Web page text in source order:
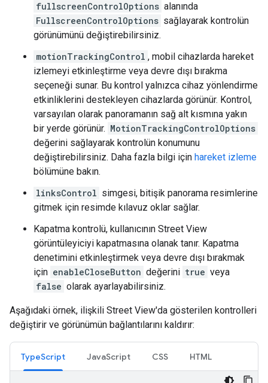
fullscreenControlOptions alanında
FullscreenControlOptions sağlayarak kontrolün
görünümünü değiştirebilirsiniz.
motionTrackingControl , mobil cihazlarda hareket
izlemeyi etkinleştirme veya devre dışı bırakma
seçeneği sunar. Bu kontrol yalnızca cihaz yönlendirme
etkinliklerini destekleyen cihazlarda görünür. Kontrol,
varsayılan olarak panoramanın sağ alt kısmına yakın
bir yerde görünür. MotionTrackingControlOptions
değerini sağlayarak kontrolün konumunu
değiştirebilirsiniz. Daha fazla bilgi için hareket izleme
bölümüne bakın.
linksControl simgesi, bitişik panorama resimlerine
gitmek için resimde kılavuz oklar sağlar.
Kapatma kontrolü, kullanıcının Street View
görüntüleyiciyi kapatmasına olanak tanır. Kapatma
denetimini etkinleştirmek veya devre dışı bırakmak
için enableCloseButton değerini true veya
false olarak ayarlayabilirsiniz.
Aşağıdaki örnek, ilişkili Street View'da gösterilen kontrolleri
değiştirir ve görünümün bağlantılarını kaldırır:
TypeScript JavaScript CSS HTML